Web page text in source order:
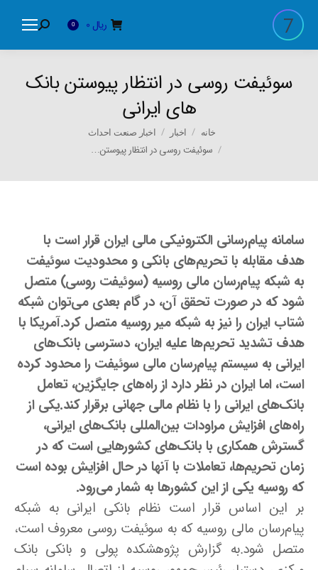
ریال 0
Search:
سوئیفت روسی در انتظار پیوستن بانک
های ایرانی
خانه اخبار اخبار صنعت احداث
سوئیفت روسی در انتظار پیوستن…
سامانه پیام‌رسانی الکترونیکی مالی ایران قرار است با
هدف مقابله با تحریم‌های بانکی و محدودیت سوئیفت
به شبکه پیام‌رسان مالی روسیه (سوئیفت روسی) متصل
شود که در صورت تحقق آن، در گام بعدی می‌توان شبکه
شتاب ایران را نیز به شبکه میر روسیه متصل کرد.آمریکا با
هدف تشدید تحریم‌ها علیه ایران، دسترسی بانک‌های
ایرانی به سیستم پیام‌رسان مالی سوئیفت را محدود کرده
است، اما ایران در نظر دارد از راه‌های جایگزین، تعامل
بانک‌های ایرانی را با نظام مالی جهانی برقرار کند.یکی از
راه‌های افزایش مراودات بین‌المللی بانک‌های ایرانی،
گسترش همکاری با بانک‌های کشورهایی است که در
زمان تحریم‌ها، تعاملات با آنها در حال افزایش بوده است
که روسیه یکی از این کشورها به شمار می‌رود.
بر این اساس قرار است نظام بانکی ایرانی به شبکه
پیام‌رسان مالی روسیه که به سوئیفت روسی معروف است،
متصل شود.به گزارش پژوهشکده پولی و بانکی بانک